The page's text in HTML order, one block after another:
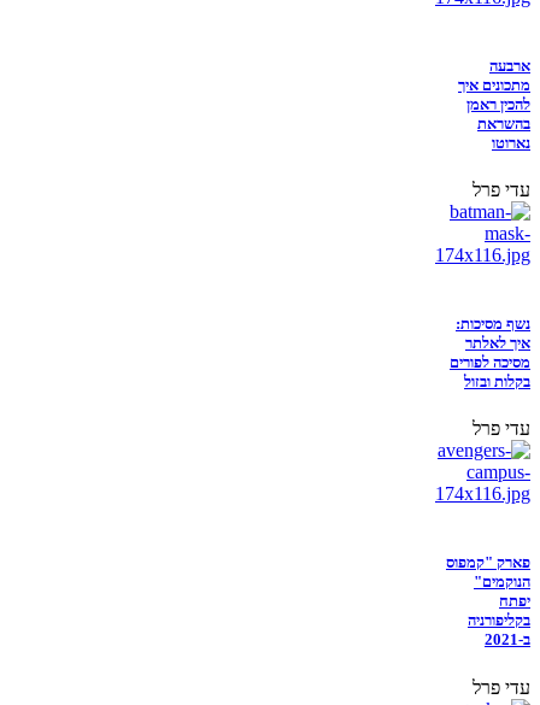
ארבעה
מתכונים איך
להכין ראמן
בהשראת
נארוטו
עדי פרל
נשף מסיכות:
איך לאלתר
מסיכה לפורים
בקלות ובזול
עדי פרל
פארק "קמפוס
הנוקמים"
יפתח
בקליפורניה
ב-2021
עדי פרל